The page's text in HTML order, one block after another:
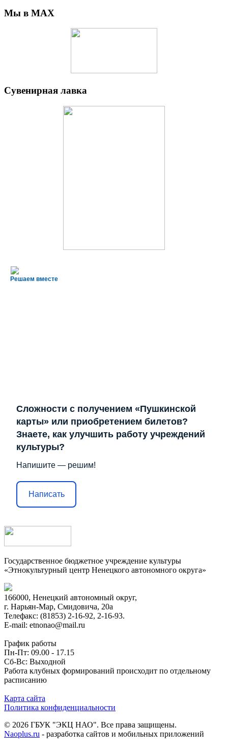
Мы в MAX
Сувенирная лавка
Решаем вместе
Сложности с получением «Пушкинской
карты» или приобретением билетов?
Знаете, как улучшить работу учреждений
культуры?
Напишите — решим!
Написать
Государственное бюджетное учреждение культуры
«Этнокультурный центр Ненецкого автономного округа»
166000, Ненецкий автономный округ,
г. Нарьян-Мар, Смидовича, 20а
Телефакс: (81853) 2-16-92, 2-16-93.
E-mail: etnonao@mail.ru
График работы
Пн-Пт: 09.00 - 17.15
Сб-Вс: Выходной
Работа клубных формирований происходит по отдельному
расписанию
Карта сайта
Политика конфиденциальности
© 2026 ГБУК "ЭКЦ НАО". Все права защищены.
Naoplus.ru - разработка сайтов и мобильных приложений